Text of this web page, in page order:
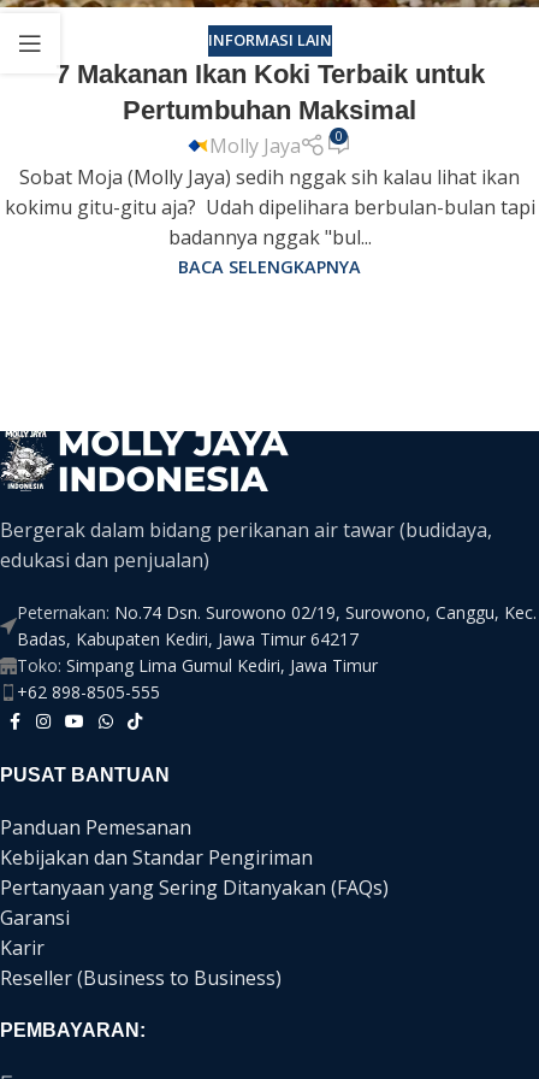
INFORMASI LAIN
7 Makanan Ikan Koki Terbaik untuk
Pertumbuhan Maksimal
Molly Jaya 0
Sobat Moja (Molly Jaya) sedih nggak sih kalau lihat ikan
kokimu gitu-gitu aja? Udah dipelihara berbulan-bulan tapi
badannya nggak "bul...
BACA SELENGKAPNYA
Bergerak dalam bidang perikanan air tawar (budidaya,
edukasi dan penjualan)
Peternakan: No.74 Dsn. Surowono 02/19, Surowono, Canggu, Kec.
Badas, Kabupaten Kediri, Jawa Timur 64217
Toko: Simpang Lima Gumul Kediri, Jawa Timur
+62 898-8505-555
PUSAT BANTUAN
Panduan Pemesanan
Kebijakan dan Standar Pengiriman
Pertanyaan yang Sering Ditanyakan (FAQs)
Garansi
Karir
Reseller (Business to Business)
PEMBAYARAN: